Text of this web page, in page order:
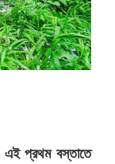
এই প্রথম বস্তাতে